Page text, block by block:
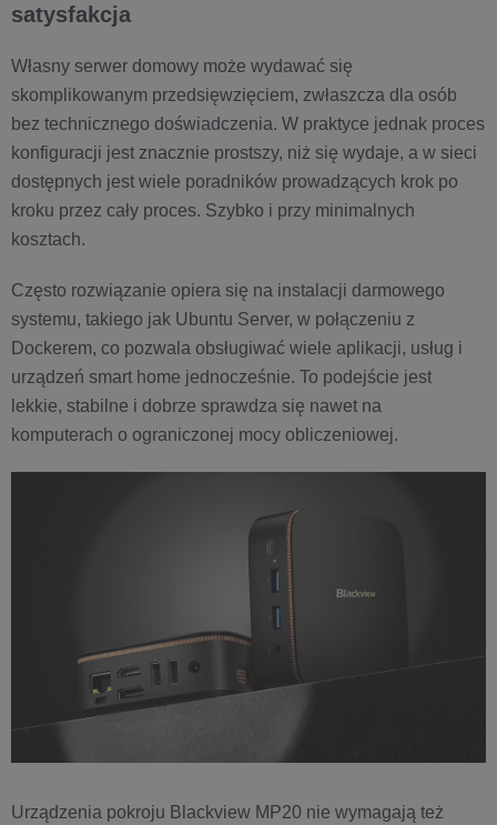
satysfakcja
Własny serwer domowy może wydawać się
skomplikowanym przedsięwzięciem, zwłaszcza dla osób
bez technicznego doświadczenia. W praktyce jednak proces
konfiguracji jest znacznie prostszy, niż się wydaje, a w sieci
dostępnych jest wiele poradników prowadzących krok po
kroku przez cały proces. Szybko i przy minimalnych
kosztach.
Często rozwiązanie opiera się na instalacji darmowego
systemu, takiego jak Ubuntu Server, w połączeniu z
Dockerem, co pozwala obsługiwać wiele aplikacji, usług i
urządzeń smart home jednocześnie. To podejście jest
lekkie, stabilne i dobrze sprawdza się nawet na
komputerach o ograniczonej mocy obliczeniowej.
Urządzenia pokroju Blackview MP20 nie wymagają też